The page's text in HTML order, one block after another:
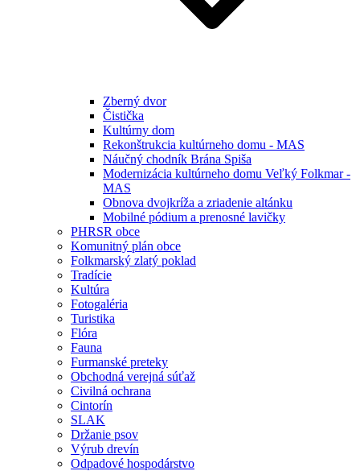
Zberný dvor
Čistička
Kultúrny dom
Rekonštrukcia kultúrneho domu - MAS
Náučný chodník Brána Spiša
Modernizácia kultúrneho domu Veľký Folkmar -
MAS
Obnova dvojkríža a zriadenie altánku
Mobilné pódium a prenosné lavičky
PHRSR obce
Komunitný plán obce
Folkmarský zlatý poklad
Tradície
Kultúra
Fotogaléria
Turistika
Flóra
Fauna
Furmanské preteky
Obchodná verejná súťaž
Civilná ochrana
Cintorín
SLAK
Držanie psov
Výrub drevín
Odpadové hospodárstvo